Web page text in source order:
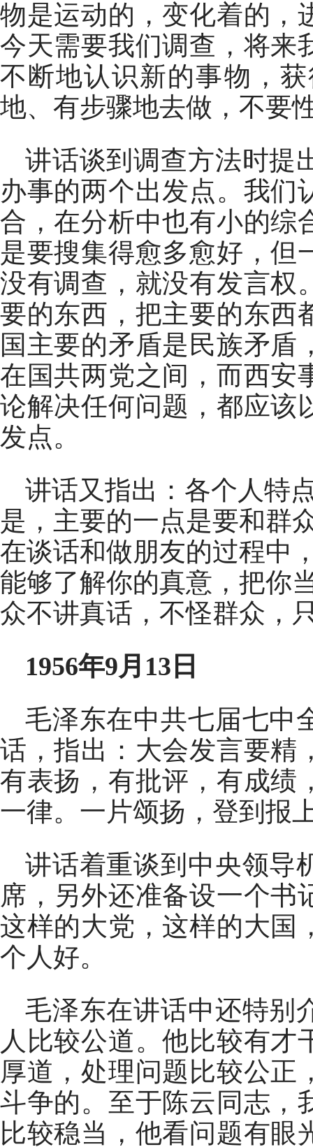
物是运动的，变化着的，
今天需要我们调查，将来
不断地认识新的事物，
地、有步骤地去做，不要
讲话谈到调查方法时提
办事的两个出发点。我们
合，在分析中也有小的综
是要搜集得愈多愈好，但
没有调查，就没有发言权
要的东西，把主要的东西
国主要的矛盾是民族矛
在国共两党之间，而西安
论解决任何问题，都应该
发点。
讲话又指出：各个人特
是，主要的一点是要和群
在谈话和做朋友的过程中
能够了解你的真意，把你
众不讲真话，不怪群众，
1956年9月13日
毛泽东在中共七届七中
话，指出：大会发言要精
有表扬，有批评，有成绩
一律。一片颂扬，登到报
讲话着重谈到中央领导
席，另外还准备设一个书
这样的大党，这样的大国
个人好。
毛泽东在讲话中还特别
人比较公道。他比较有
厚道，处理问题比较公正
斗争的。至于陈云同志，
比较稳当，他看问题有眼